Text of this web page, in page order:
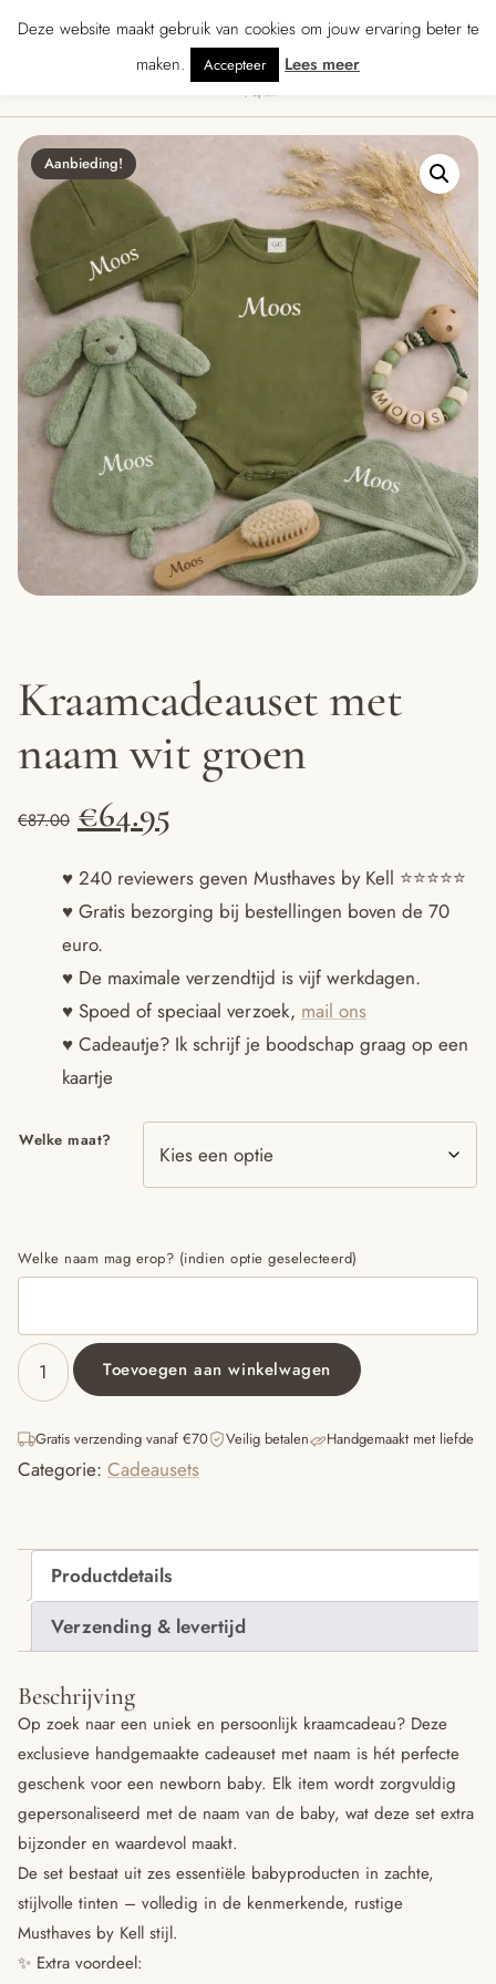
· Gratis verzending vanaf € 70 · Gratis kaartje met je bestelling •
Aanbieding!
Kraamcadeauset met
naam wit groen
€87.00 Oorspronkelijke
prijs
was:
€87.00.
€64.95
prijs
is:
€64.95.
♥ 240 reviewers geven Musthaves by Kell ⭐️⭐️⭐️⭐️⭐️
♥ Gratis bezorging bij bestellingen boven de 70
euro.
♥ De maximale verzendtijd is vijf werkdagen.
♥ Spoed of speciaal verzoek, mail ons
♥ Cadeautje? Ik schrijf je boodschap graag op een
kaartje
Welke maat?
Welke naam mag erop? (indien optie geselecteerd)
Kraamcadeauset
met
wit
groen
Toevoegen aan winkelwagen
Gratis verzending vanaf €70 Veilig betalen Handgemaakt met liefde
Categorie: Cadeausets
Productdetails
Verzending & levertijd
Beschrijving
Op zoek naar een uniek en persoonlijk kraamcadeau? Deze
exclusieve handgemaakte cadeauset met naam is hét perfecte
geschenk voor een newborn baby. Elk item wordt zorgvuldig
gepersonaliseerd met de naam van de baby, wat deze set extra
bijzonder en waardevol maakt.
De set bestaat uit zes essentiële babyproducten in zachte,
stijlvolle tinten – volledig in de kenmerkende, rustige
Musthaves by Kell stijl.
✨ Extra voordeel:
Deze website maakt gebruik van cookies om jouw ervaring beter te
maken.
Accepteer Lees meer